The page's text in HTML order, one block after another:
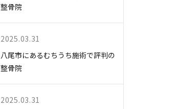
整骨院
2025.03.31
八尾市にあるむちうち施術で評判の
整骨院
2025.03.31